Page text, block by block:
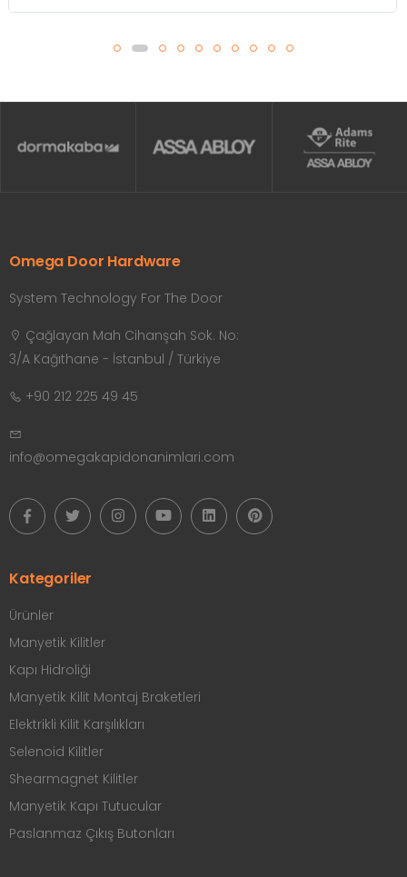
Omega Door Hardware
System Technology For The Door
Çağlayan Mah Cihanşah Sok. No:
3/A Kağıthane - İstanbul / Türkiye
+90 212 225 49 45
info@omegakapidonanimlari.com
Kategoriler
Ürünler
Manyetik Kilitler
Kapı Hidroliği
Manyetik Kilit Montaj Braketleri
Elektrikli Kilit Karşılıkları
Selenoid Kilitler
Shearmagnet Kilitler
Manyetik Kapı Tutucular
Paslanmaz Çıkış Butonları